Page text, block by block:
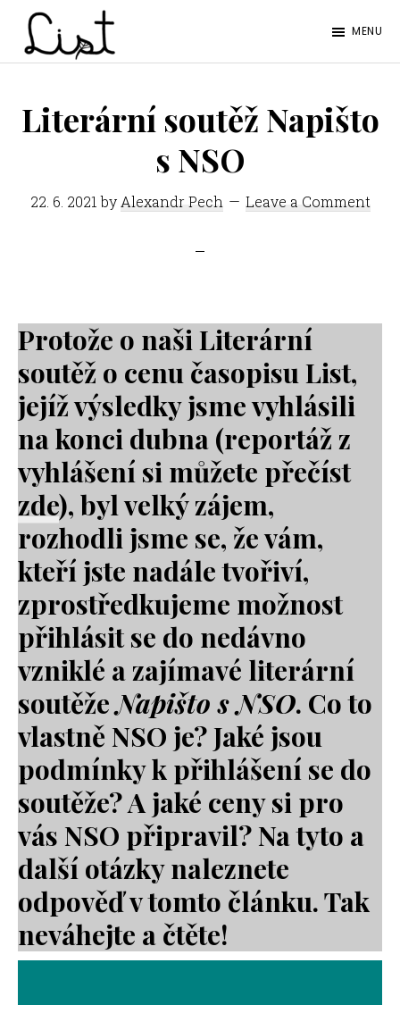
Skip
content
Skip
LIST
časopis
SŠPGHS
MENU
Literární soutěž Napišto
s NSO
22. 6. 2021 by Alexandr Pech Leave a Comment
Protože o naši Literární
soutěž o cenu časopisu List,
jejíž výsledky jsme vyhlásili
na konci dubna (reportáž z
vyhlášení si můžete přečíst
zde), byl velký zájem,
rozhodli jsme se, že vám,
kteří jste nadále tvořiví,
zprostředkujeme možnost
přihlásit se do nedávno
vzniklé a zajímavé literární
soutěžeNapišto s NSO. Co to
vlastně NSO je? Jaké jsou
podmínky k přihlášení se do
soutěže? A jaké ceny si pro
vás NSO připravil? Na tyto a
další otázky naleznete
odpověď v tomto článku. Tak
neváhejte a čtěte!